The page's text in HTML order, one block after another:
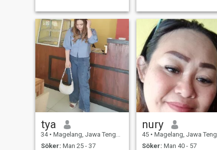
tya
34 • Magelang, Jawa Tengah, Indonesien
Söker: Man 25 - 37
nury
45 • Magelang, Jawa Tengah, Indonesien
Söker: Man 40 - 57